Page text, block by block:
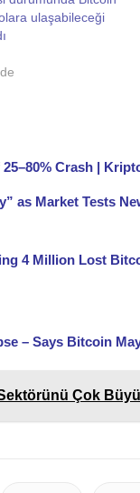
ulaşabileceği
Crash |
as Market Tests
4 Million Lost
– Says Bitcoin
Çok